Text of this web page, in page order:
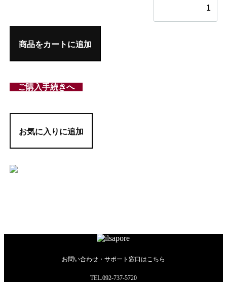
商品をカートに追加
ご購入手続きへ
お気に入りに追加
お問い合わせ・サポート窓口は こちら
TEL.092-737-5720